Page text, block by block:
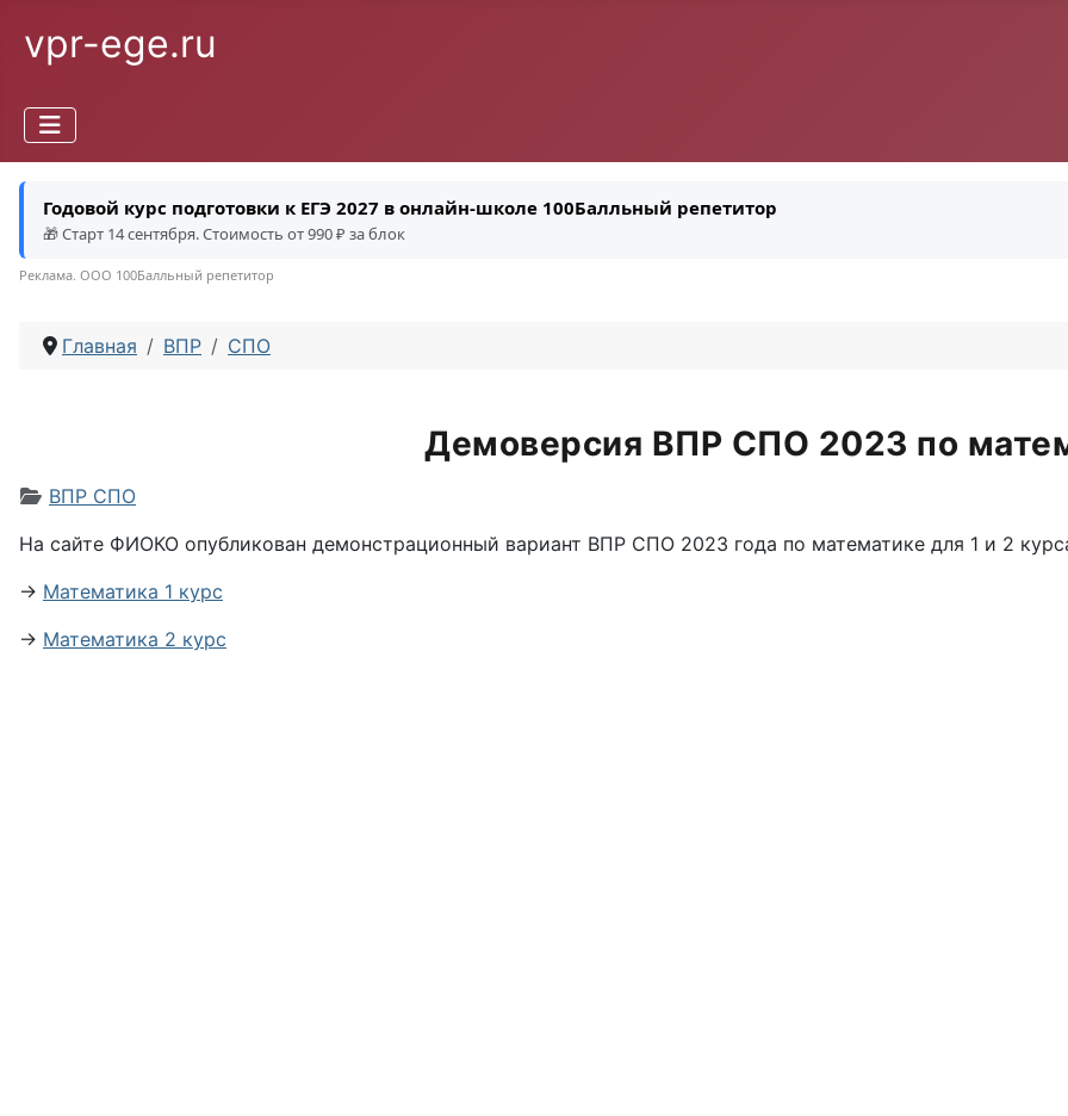
vpr-ege.ru
Годовой курс подготовки к ЕГЭ 2027 в онлайн-школе 100Балльный репетитор
🎁 Старт 14 сентября. Стоимость от 990 ₽ за блок
Реклама. ООО 100Балльный репетитор
Главная ВПР СПО
Демоверсия ВПР СПО 2023 по
Информация о материале
ВПР СПО
На сайте ФИОКО опубликован демонстрационный вариант ВПР СПО 2023 года по математике для 1 и 2
→ Математика 1 курс
→ Математика 2 курс